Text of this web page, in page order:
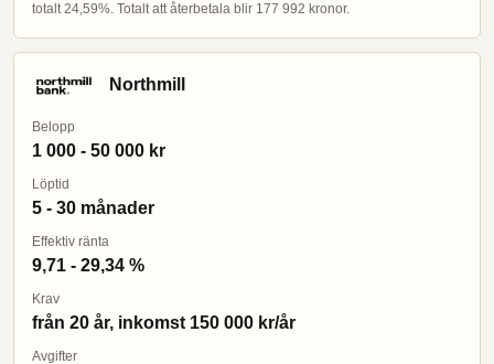
totalt 24,59%. Totalt att återbetala blir 177 992 kronor.
Northmill
Belopp
1 000 - 50 000 kr
Löptid
5 - 30 månader
Effektiv ränta
9,71 - 29,34 %
Krav
från 20 år, inkomst 150 000 kr/år
Avgifter